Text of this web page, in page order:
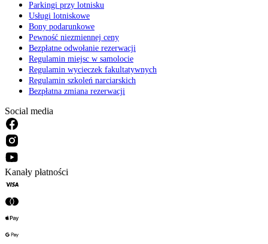
Parkingi przy lotnisku
Usługi lotniskowe
Bony podarunkowe
Pewność niezmiennej ceny
Bezpłatne odwołanie rezerwacji
Regulamin miejsc w samolocie
Regulamin wycieczek fakultatywnych
Regulamin szkoleń narciarskich
Bezpłatna zmiana rezerwacji
Social media
Kanały płatności